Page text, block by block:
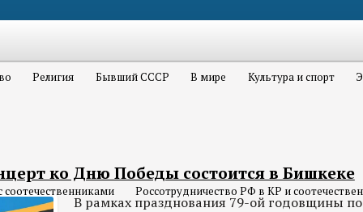
Религия Бывший СССР В мире Культура и спорт
соотечественниками Россотрудничество РФ в КР и
ко Дню Победы состоится в Бишкеке
В рамках празднования 79-ой годовщины